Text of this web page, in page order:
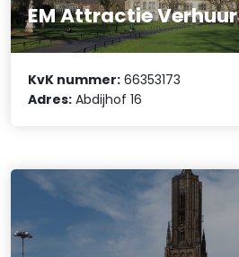
EM Attractie Verhuur
KvK nummer: 66353173
Adres: Abdijhof 16